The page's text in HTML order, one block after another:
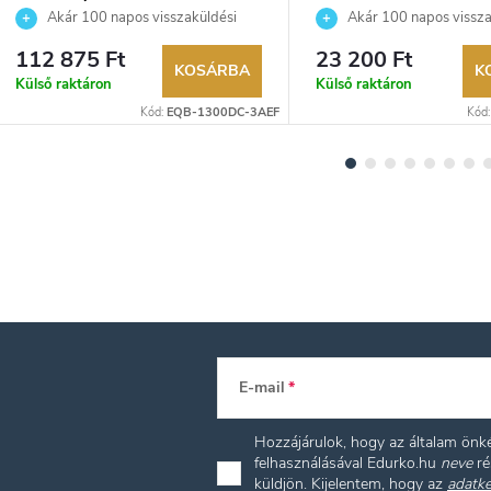
karóraAkár 100 napos visszaküldési
lehetőség. Hivatalos márkakereskedő.
112 875 Ft
Külső raktáron
KOSÁRBA
Kód: EQB-1300DC-3AEF
Akár 100 napos
lehetőség. Hivatalos
23 200 Ft
Külső raktáron
Kód:
E-mail
Hozzájárulok, hogy az általam
felhasználásával Edurko.hu neve
küldjön. Kijelentem, hogy az